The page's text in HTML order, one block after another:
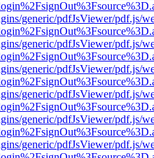
generic/pdfJsViewer/pdf.js/
generic/pdfJsViewer/pdf.js/
generic/pdfJsViewer/pdf.js/
generic/pdfJsViewer/pdf.js/
generic/pdfJsViewer/pdf.js/
generic/pdfJsViewer/pdf.js/